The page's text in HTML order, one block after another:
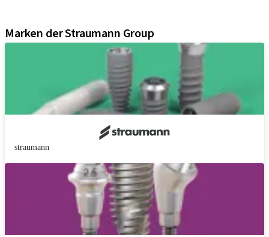
Marken der Straumann Group
straumann